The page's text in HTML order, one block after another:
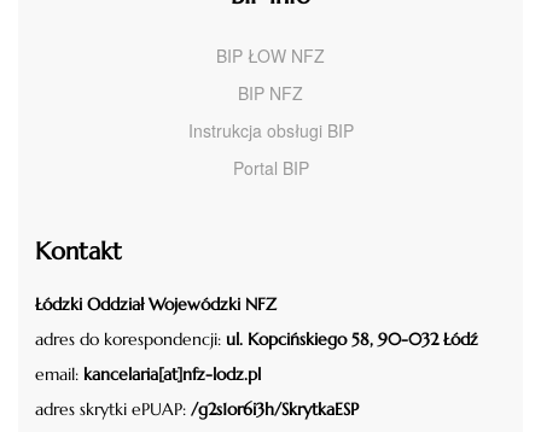
BIP ŁOW NFZ
BIP NFZ
Instrukcja obsługi BIP
Portal BIP
Kontakt
Łódzki Oddział Wojewódzki NFZ
adres do korespondencji: ul. Kopcińskiego 58, 90-032 Łódź
email: kancelaria[at]nfz-lodz.pl
adres skrytki ePUAP: /g2s1or6i3h/SkrytkaESP